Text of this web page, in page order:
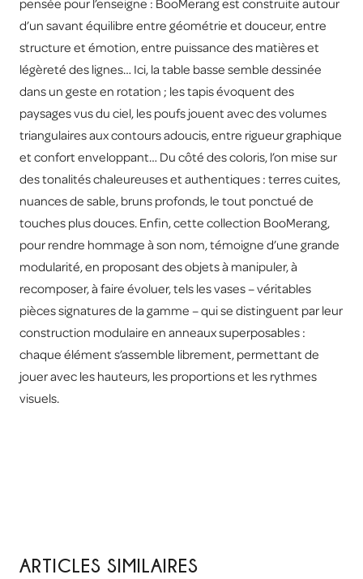
pensée pour l’enseigne : BooMerang est construite autour
d’un savant équilibre entre géométrie et douceur, entre
structure et émotion, entre puissance des matières et
légèreté des lignes… Ici, la table basse semble dessinée
dans un geste en rotation ; les tapis évoquent des
paysages vus du ciel, les poufs jouent avec des volumes
triangulaires aux contours adoucis, entre rigueur graphique
et confort enveloppant… Du côté des coloris, l’on mise sur
des tonalités chaleureuses et authentiques : terres cuites,
nuances de sable, bruns profonds, le tout ponctué de
touches plus douces. Enfin, cette collection BooMerang,
pour rendre hommage à son nom, témoigne d’une grande
modularité, en proposant des objets à manipuler, à
recomposer, à faire évoluer, tels les vases – véritables
pièces signatures de la gamme – qui se distinguent par leur
construction modulaire en anneaux superposables :
chaque élément s’assemble librement, permettant de
jouer avec les hauteurs, les proportions et les rythmes
visuels.
ARTICLES SIMILAIRES